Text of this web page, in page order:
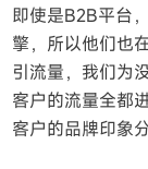
即使是B2B平台
擎，所以他们也
引流量，我们为
客户的流量全都
客户的品牌印象